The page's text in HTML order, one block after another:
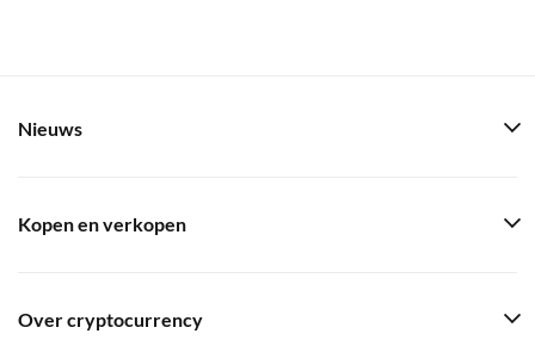
Nieuws
Kopen en verkopen
Over cryptocurrency